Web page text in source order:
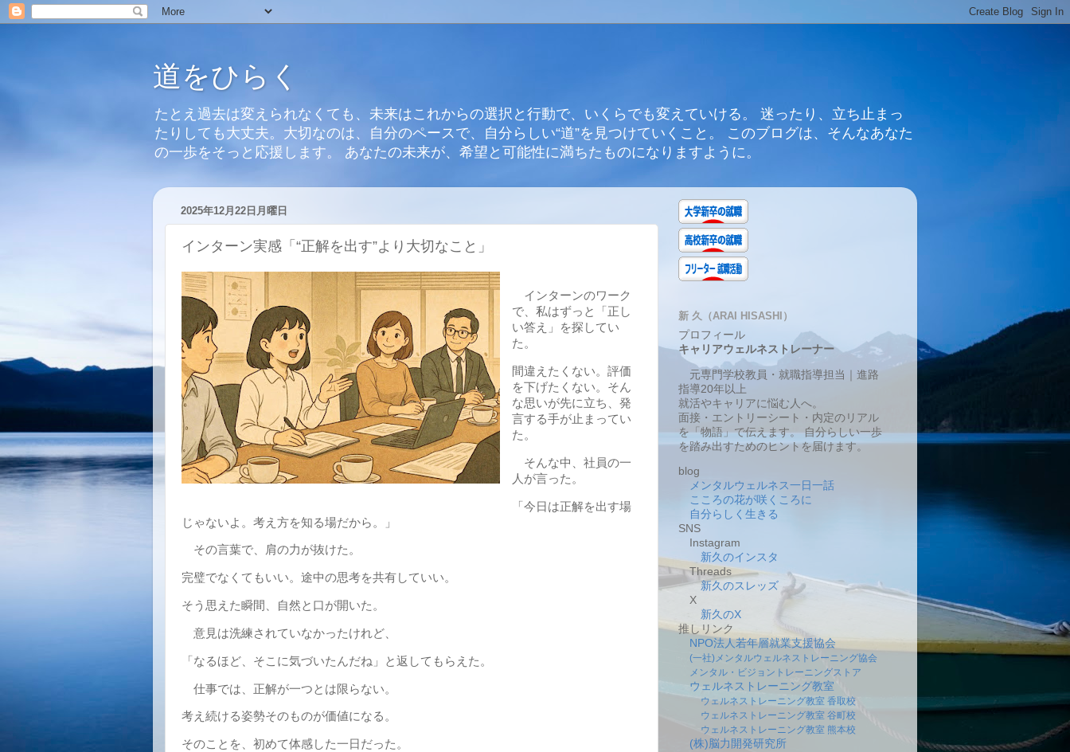
道をひらく
たとえ過去は変えられなくても、未来はこれからの選択と行動で、いくらでも変えていける。 迷ったり、立ち止まっ
たりしても大丈夫。大切なのは、自分のペースで、自分らしい“道”を見つけていくこと。 このブログは、そんなあなた
の一歩をそっと応援します。 あなたの未来が、希望と可能性に満ちたものになりますように。
2025年12月22日月曜日
インターン実感「“正解を出す”より大切なこと」
インターンのワーク
で、私はずっと「正し
い答え」を探してい
た。
間違えたくない。評価
を下げたくない。そん
な思いが先に立ち、発
言する手が止まってい
た。
そんな中、社員の一
人が言った。
「今日は正解を出す場
じゃないよ。考え方を知る場だから。」
その言葉で、肩の力が抜けた。
完璧でなくてもいい。途中の思考を共有していい。
そう思えた瞬間、自然と口が開いた。
意見は洗練されていなかったけれど、
「なるほど、そこに気づいたんだね」と返してもらえた。
仕事では、正解が一つとは限らない。
考え続ける姿勢そのものが価値になる。
そのことを、初めて体感した一日だった。
新 久（ARAI HISASHI）
プロフィール
キャリアウェルネストレーナー
元専門学校教員・就職指導担当｜進路
指導20年以上
就活やキャリアに悩む人へ。
面接・エントリーシート・内定のリアル
を「物語」で伝えます。 自分らしい一歩
を踏み出すためのヒントを届けます。
blog
メンタルウェルネス一日一話
こころの花が咲くころに
自分らしく生きる
SNS
Instagram
新久のインスタ
Threads
新久のスレッズ
X
新久のX
推しリンク
NPO法人若年層就業支援協会
(一社)メンタルウェルネストレーニング協会
メンタル・ビジョントレーニングストア
ウェルネストレーニング教室
ウェルネストレーニング教室 香取校
ウェルネストレーニング教室 谷町校
ウェルネストレーニング教室 熊本校
(株)脳力開発研究所